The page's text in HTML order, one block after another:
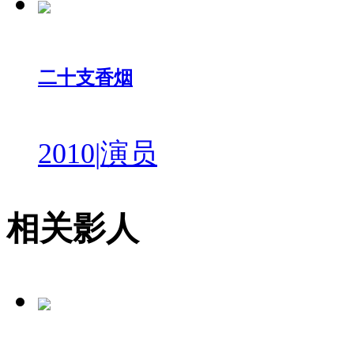
二十支香烟
2010|演员
相关影人